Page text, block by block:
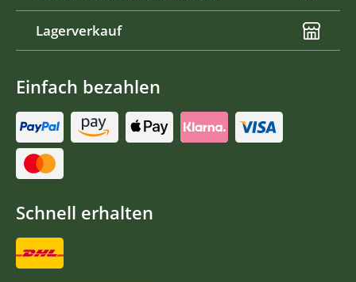
Lagerverkauf
Einfach bezahlen
Schnell erhalten